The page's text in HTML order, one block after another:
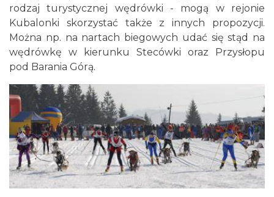
rodzaj turystycznej wędrówki - mogą w rejonie
Kubalonki skorzystać także z innych propozycji.
Można np. na nartach biegowych udać się stąd na
wędrówkę w kierunku Stecówki oraz Przysłopu
pod Barania Górą.